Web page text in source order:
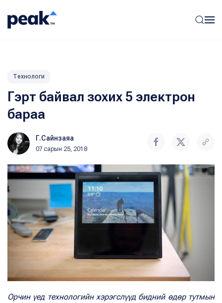
Технологи
Гэрт байвал зохих 5 электрон
бараа
Г.Сайнзаяа
07 сарын 25, 2018
Орчин үед технологийн хэрэгслүүд бидний өдөр тутмын